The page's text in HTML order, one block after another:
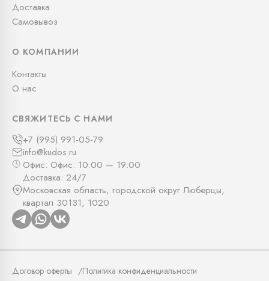
Доставка
Самовывоз
О КОМПАНИИ
Контакты
О нас
СВЯЖИТЕСЬ С НАМИ
+7 (995) 991-05-79
info@kudos.ru
Офис: Офис: 10:00 — 19:00
Доставка: 24/7
Московская область, городской округ Люберцы,
квартал 30131, 1020
Договор оферты Политика конфиденциальности